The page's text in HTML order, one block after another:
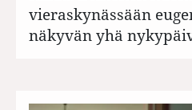
vieraskynässään
näkyvän yhä